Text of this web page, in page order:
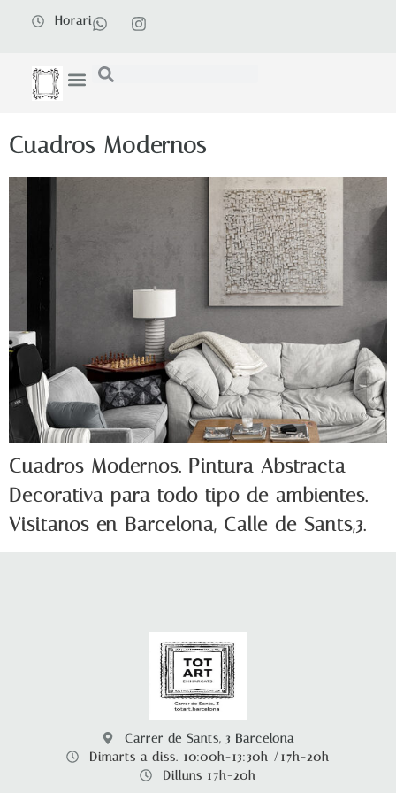
Horari
Cuadros Modernos
Cuadros Modernos. Pintura Abstracta
Decorativa para todo tipo de ambientes.
Visitanos en Barcelona, Calle de Sants,3.
Carrer de Sants, 3 Barcelona
Dimarts a diss. 10:00h-13:30h /17h-20h
Dilluns 17h-20h